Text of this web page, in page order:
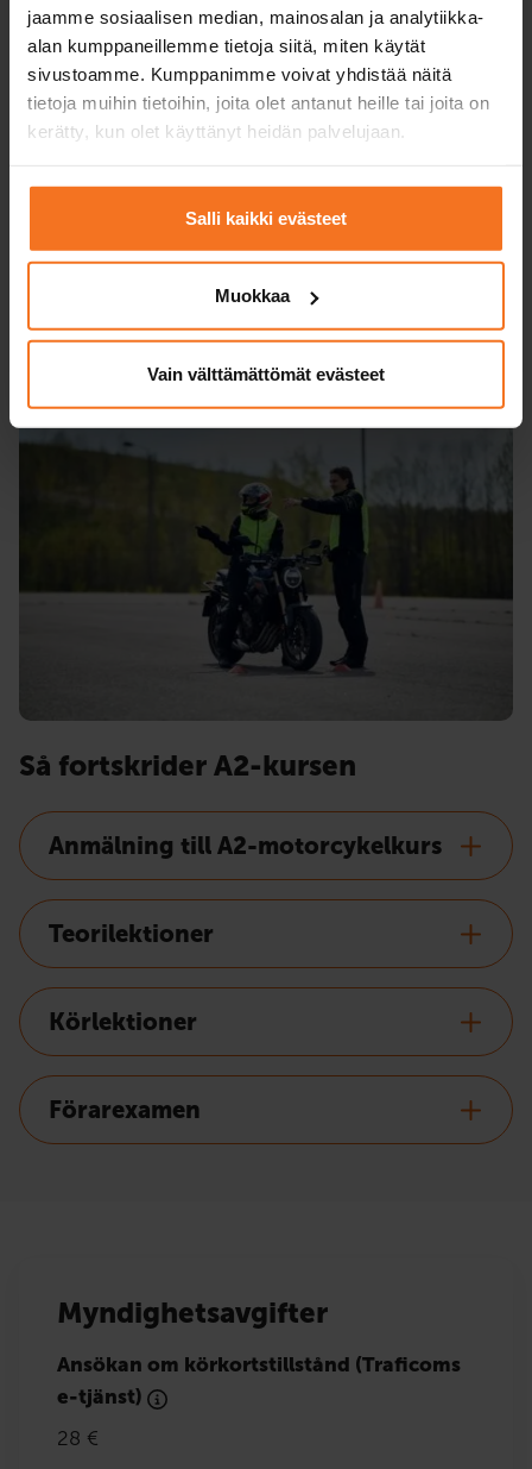
jaamme sosiaalisen median, mainosalan ja analytiikka-
alan kumppaneillemme tietoja siitä, miten käytät
sivustoamme. Kumppanimme voivat yhdistää näitä
tietoja muihin tietoihin, joita olet antanut heille tai joita on
kerätty, kun olet käyttänyt heidän palvelujaan.
Salli kaikki evästeet
Muokkaa
Vain välttämättömät evästeet
Högklassig
undervisningsutrustning
och trygga motorcyklar och högkvalitativ
körutrustning.
Så fortskrider A2-kursen
Anmälning till A2-motorcykelkurs
Teorilektioner
Körlektioner
Förarexamen
Myndighetsavgifter
Ansökan om körkortstillstånd (Traficoms
e-tjänst)
28 €